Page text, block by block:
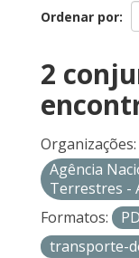
Ordenar por
2
Organizações:
Agência
Terrestres -
Formatos:
transporte-